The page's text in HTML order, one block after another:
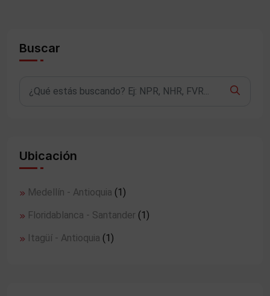
Buscar
Ubicación
Medellín - Antioquia (1)
Floridablanca - Santander (1)
Itagüí - Antioquia (1)